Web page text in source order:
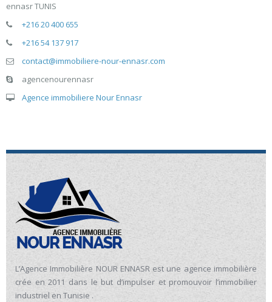
ennasr TUNIS
+216 20 400 655
+216 54 137 917
contact@immobiliere-nour-ennasr.com
agencenourennasr
Agence immobiliere Nour Ennasr
L’Agence Immobilière NOUR ENNASR est une agence immobilière
crée en 2011 dans le but d’impulser et promouvoir l’immobilier
industriel en Tunisie .